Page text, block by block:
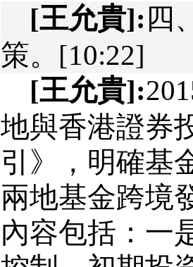
[王允貴]:四
策。 [10:22]
[王允貴]:
地與香港證券
引》，明確基
兩地基金跨境
內容包括：一